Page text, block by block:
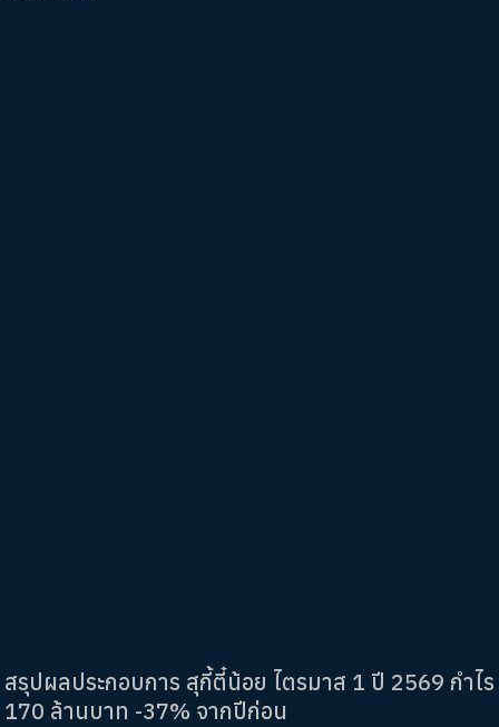
สรุปผลประกอบการ สุกี้ตี๋น้อย ไตรมาส 1 ปี 2569 กำไร
170 ล้านบาท -37% จากปีก่อน